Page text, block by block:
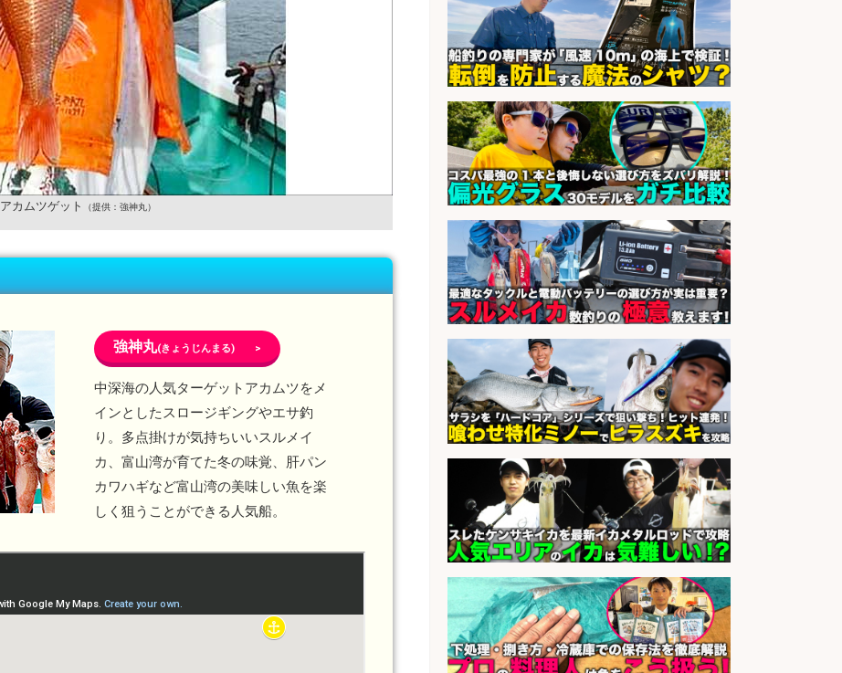
アカムツゲット （提供：強神丸）
強神丸(きょうじんまる) >
中深海の人気ターゲットアカムツをメ
インとしたスロージギングやエサ釣
り。多点掛けが気持ちいいスルメイ
カ、富山湾が育てた冬の味覚、肝パン
カワハギなど富山湾の美味しい魚を楽
しく狙うことができる人気船。
会社名
パーソルファクトリーパートナ
ーズ株式会社
sponsored by 求人ボックス
精肉・青果・鮮魚販売/「志布志
市」「時給1,150円〜」志布志市内
でお魚のカットや商品の陳列スタッ
フ/車通勤OK×時間選べる×未経験歓
迎/鹿児島県/志布志市
会社名 株式会社ホットスタッフ鹿児島
sponsored by 求人ボックス
魚をさばける方必見「鮮魚部門スタ
ッフ」/3つの働き方が選べる
会社名 株式会社旬
sponsored by 求人ボックス
日払いOKで即日収入/製造スタッフ/
いOK・入社祝金10万円/堺市堺区の
工場で自転車部品や釣り具の組立/
未経験歓迎/土日祝休みで年間休日
126日
会社名
ーズ株式会社
sponsored by 求人ボックス